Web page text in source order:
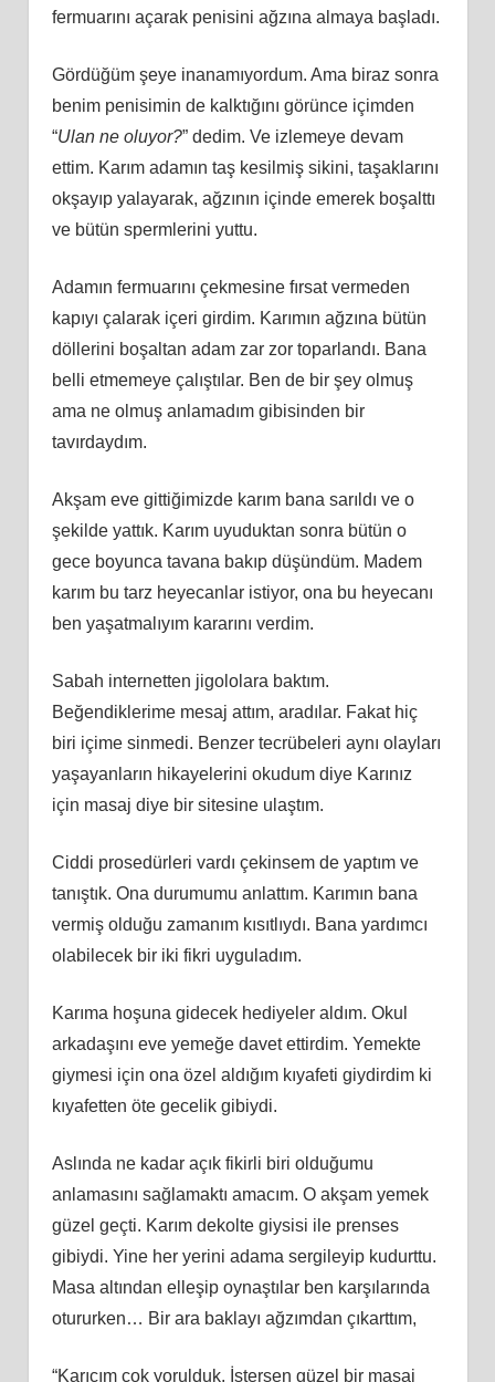
fermuarını açarak penisini ağzına almaya başladı.
Gördüğüm şeye inanamıyordum. Ama biraz sonra
benim penisimin de kalktığını görünce içimden
“Ulan ne oluyor?” dedim. Ve izlemeye devam
ettim. Karım adamın taş kesilmiş sikini, taşaklarını
okşayıp yalayarak, ağzının içinde emerek boşalttı
ve bütün spermlerini yuttu.
Adamın fermuarını çekmesine fırsat vermeden
kapıyı çalarak içeri girdim. Karımın ağzına bütün
döllerini boşaltan adam zar zor toparlandı. Bana
belli etmemeye çalıştılar. Ben de bir şey olmuş
ama ne olmuş anlamadım gibisinden bir
tavırdaydım.
Akşam eve gittiğimizde karım bana sarıldı ve o
şekilde yattık. Karım uyuduktan sonra bütün o
gece boyunca tavana bakıp düşündüm. Madem
karım bu tarz heyecanlar istiyor, ona bu heyecanı
ben yaşatmalıyım kararını verdim.
Sabah internetten jigololara baktım.
Beğendiklerime mesaj attım, aradılar. Fakat hiç
biri içime sinmedi. Benzer tecrübeleri aynı olayları
yaşayanların hikayelerini okudum diye Karınız
için masaj diye bir sitesine ulaştım.
Ciddi prosedürleri vardı çekinsem de yaptım ve
tanıştık. Ona durumumu anlattım. Karımın bana
vermiş olduğu zamanım kısıtlıydı. Bana yardımcı
olabilecek bir iki fikri uyguladım.
Karıma hoşuna gidecek hediyeler aldım. Okul
arkadaşını eve yemeğe davet ettirdim. Yemekte
giymesi için ona özel aldığım kıyafeti giydirdim ki
kıyafetten öte gecelik gibiydi.
Aslında ne kadar açık fikirli biri olduğumu
anlamasını sağlamaktı amacım. O akşam yemek
güzel geçti. Karım dekolte giysisi ile prenses
gibiydi. Yine her yerini adama sergileyip kudurttu.
Masa altından elleşip oynaştılar ben karşılarında
otururken… Bir ara baklayı ağzımdan çıkarttım,
“Karıcım çok yorulduk. İstersen güzel bir masaj